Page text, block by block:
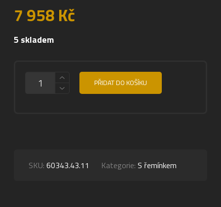
7 958Kč
5 skladem
PŘIDAT DO KOŠÍKU
SKU:60343.43.11 Kategorie:S řemínkem